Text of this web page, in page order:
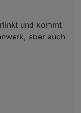
und kommt
aber auch